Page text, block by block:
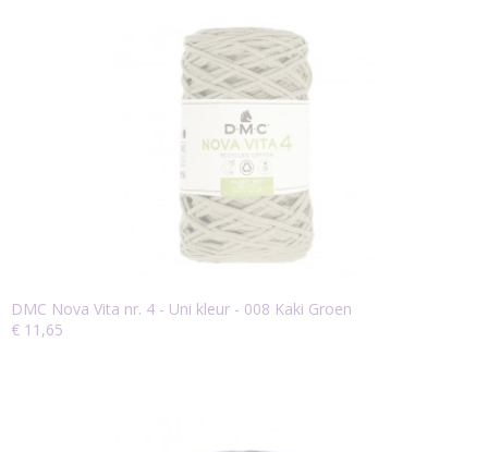
DMC Nova Vita nr. 4 - Uni kleur - 008 Kaki Groen
€ 11,65